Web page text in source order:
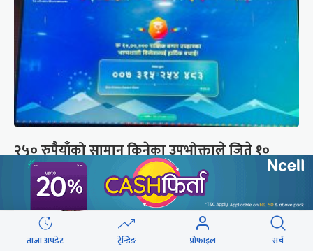
२५० रुपैयाँको सामान किनेका उपभोक्ताले जिते १०
लाखको बम्पर उपहार
ताजा अपडेट ट्रेन्डिङ प्रोफाइल सर्च